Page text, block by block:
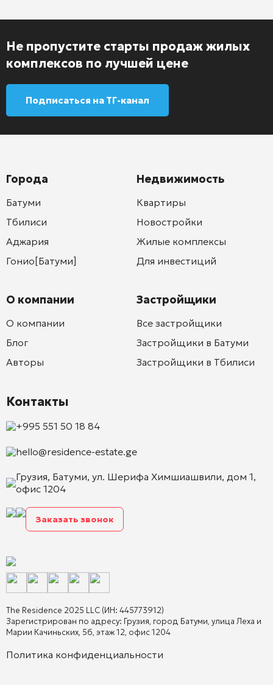
Не пропустите старты продаж жилых
комплексов по лучшей цене
Подписаться на ТГ-канал
The Residence 2025 LLC (ИН: 445773912)
Зарегистрирован по адресу: Грузия, город Батуми, улица Леха и
Марии Качиньских, 5б, этаж 12, офис 1204
Политика конфиденциальности
Города
Батуми
Тбилиси
Аджария
Гонио[Батуми]
О компании
О компании
Блог
Авторы
Недвижимость
Квартиры
Новостройки
Жилые комплексы
Для инвестиций
Застройщики
Все застройщики
Застройщики в Батуми
Застройщики в Тбилиси
Контакты
+995 551 50 18 84
hello@residence-estate.ge
Грузия, Батуми, ул. Шерифа Химшиашвили, дом 1,
офис 1204
Заказать звонок